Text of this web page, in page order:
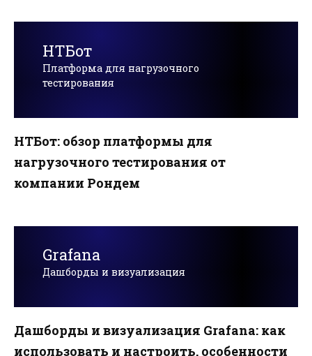
НТБот
Платформа для нагрузочного
тестирования
НТБот: обзор платформы для
нагрузочного тестирования от
компании Рондем
Grafana
Дашборды и визуализация
Дашборды и визуализация Grafana: как
использовать и настроить, особенности